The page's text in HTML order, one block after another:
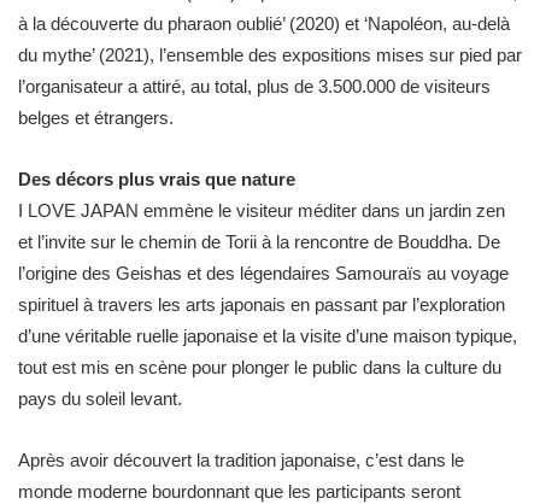
à la découverte du pharaon oublié’ (2020) et ‘Napoléon, au-delà
du mythe’ (2021), l’ensemble des expositions mises sur pied par
l’organisateur a attiré, au total, plus de 3.500.000 de visiteurs
belges et étrangers.
Des décors plus vrais que nature
I LOVE JAPAN emmène le visiteur méditer dans un jardin zen
et l’invite sur le chemin de Torii à la rencontre de Bouddha. De
l’origine des Geishas et des légendaires Samouraïs au voyage
spirituel à travers les arts japonais en passant par l’exploration
d’une véritable ruelle japonaise et la visite d’une maison typique,
tout est mis en scène pour plonger le public dans la culture du
pays du soleil levant.
Après avoir découvert la tradition japonaise, c’est dans le
monde moderne bourdonnant que les participants seront